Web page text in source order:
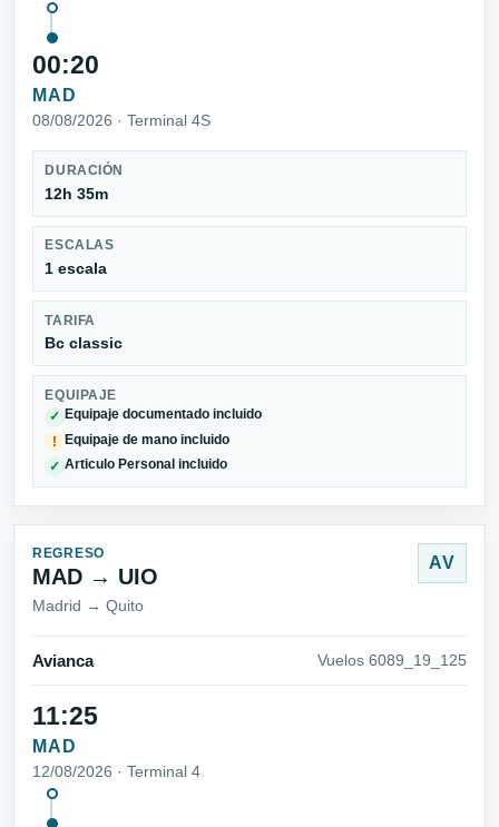
00:20
MAD
08/08/2026 · Terminal 4S
DURACIÓN
12h 35m
ESCALAS
1 escala
TARIFA
Bc classic
EQUIPAJE
✓ Equipaje documentado incluido
! Equipaje de mano incluido
✓ Articulo Personal incluido
REGRESO
MAD → UIO
Madrid → Quito
AV
Avianca Vuelos 6089_19_125
11:25
MAD
12/08/2026 · Terminal 4